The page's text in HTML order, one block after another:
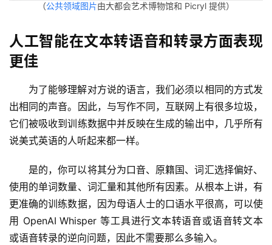
（公共领域图片由大都会艺术博物馆和 Picryl 提供）
人工智能在文本转语音和转录方面表现
更佳
为了能够理解对方说的语言，我们必须以相同的方式发
出相同的声音。因此，与写作不同，互联网上有很多垃圾，
它们被吸收到训练数据中并反映在生成的输出中，几乎所有
说美式英语的人听起来都一样。
是的，你可以将其分为口音、原籍国、词汇选择偏好、
使用的单词数量、词汇量和其他所有因素。从根本上讲，有
更准确的训练数据，因为母语人士的口语水平很高，可以使
用 OpenAI Whisper 等工具进行文本转语音或语音转文本
或语音转录的逆向问题，因此不需要那么多输入。